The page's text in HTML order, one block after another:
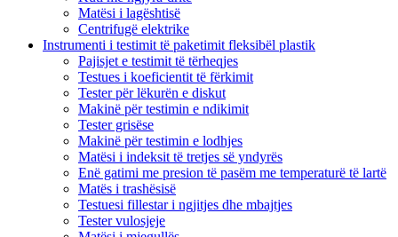
Matësi i lagështisë
Centrifugë elektrike
Instrumenti i testimit të paketimit fleksibël plastik
Pajisjet e testimit të tërheqjes
Testues i koeficientit të fërkimit
Tester për lëkurën e diskut
Makinë për testimin e ndikimit
Tester grisëse
Makinë për testimin e lodhjes
Matësi i indeksit të tretjes së yndyrës
Enë gatimi me presion të pasëm me temperaturë të lartë
Matës i trashësisë
Testuesi fillestar i ngjitjes dhe mbajtjes
Tester vulosjeje